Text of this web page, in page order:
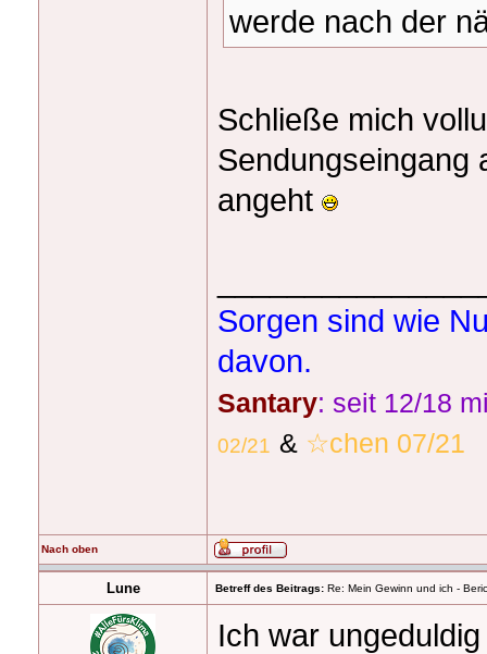
werde nach der
Schließe mich
Sendungseingang
angeht
Sorgen sind wie
davon.
Santary: seit 12/18
02/21 & ☆chen 07/21
Nach oben
Lune Betreff des Beitrags: Re: Mein Gewinn und ich -
Ich war